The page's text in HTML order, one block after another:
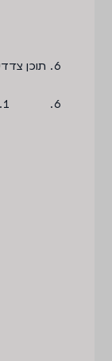
תוכן